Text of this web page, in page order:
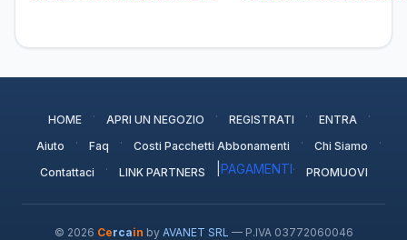
HOME · APRI UN NEGOZIO · REGISTRATI · ENTRA ·
Aiuto · Faq · Costi Pacchetti Abbonamenti · Chi Siamo ·
Contattaci · LINK PARTNERS PAGAMENTI· PROMUOVI
© 2026 Cercain by AVANET SRL — P.IVA 03772060046